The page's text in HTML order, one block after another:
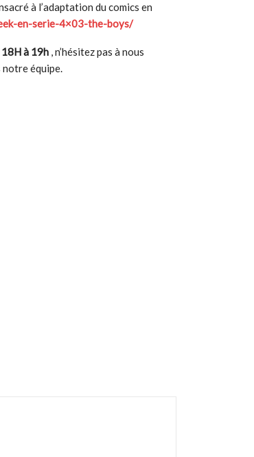
à l’adaptation du comics en
en-serie-4×03-the-boys/
à 19h , n’hésitez pas à nous
équipe.